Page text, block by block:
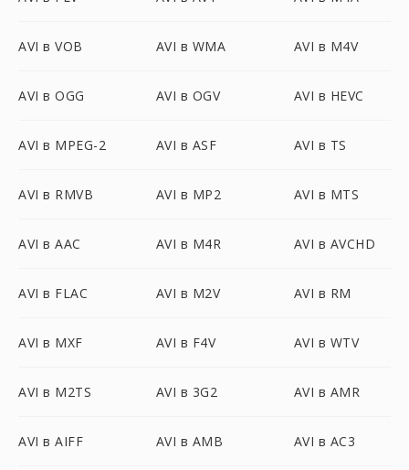
AVI в VOB AVI в WMA AVI в M4V
AVI в OGG AVI в OGV AVI в HEVC
AVI в MPEG-2 AVI в ASF AVI в TS
AVI в RMVB AVI в MP2 AVI в MTS
AVI в AAC AVI в M4R AVI в AVCHD
AVI в FLAC AVI в M2V AVI в RM
AVI в MXF AVI в F4V AVI в WTV
AVI в M2TS AVI в 3G2 AVI в AMR
AVI в AIFF AVI в AMB AVI в AC3